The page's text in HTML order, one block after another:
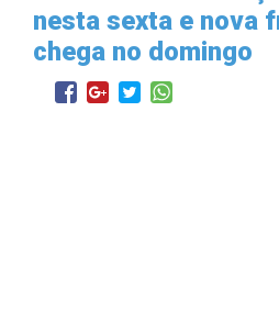
nesta sexta e nova
chega no domingo